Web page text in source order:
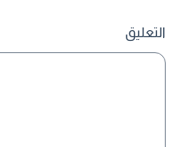
التعليق